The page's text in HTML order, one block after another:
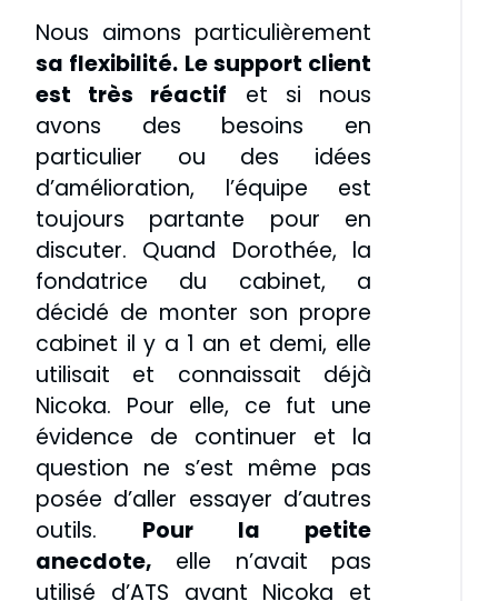
Nous aimons particulièrement
sa flexibilité. Le support client
est très réactif et si nous
avons des besoins en
particulier ou des idées
d’amélioration, l’équipe est
toujours partante pour en
discuter. Quand Dorothée, la
fondatrice du cabinet, a
décidé de monter son propre
cabinet il y a 1 an et demi, elle
utilisait et connaissait déjà
Nicoka. Pour elle, ce fut une
évidence de continuer et la
question ne s’est même pas
posée d’aller essayer d’autres
outils. Pour la petite
anecdote, elle n’avait pas
utilisé d’ATS avant Nicoka et